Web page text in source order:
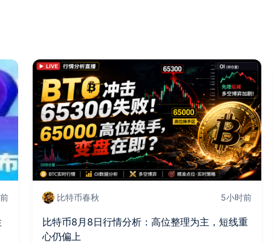
比特币春秋 5小时前
比特币8月8日行情分析：高位整理为主，短线重
心仍偏上